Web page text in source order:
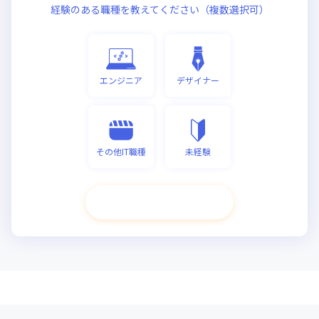
経験のある職種を教えてください（複数選択可）
エンジニア デザイナー
その他IT職種 未経験